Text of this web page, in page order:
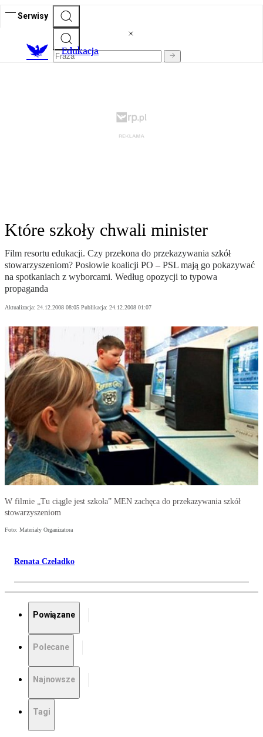
Serwisy
Edukacja
Które szkoły chwali minister
Film resortu edukacji. Czy przekona do przekazywania szkół
stowarzyszeniom? Posłowie koalicji PO – PSL mają go pokazywać
na spotkaniach z wyborcami. Według opozycji to typowa
propaganda
Aktualizacja: 24.12.2008 08:05 Publikacja: 24.12.2008 01:07
W filmie „Tu ciągle jest szkoła” MEN zachęca do przekazywania szkół
stowarzyszeniom
Foto: Materiały Organizatora
Renata Czeladko
Powiązane
Polecane
Najnowsze
Tagi